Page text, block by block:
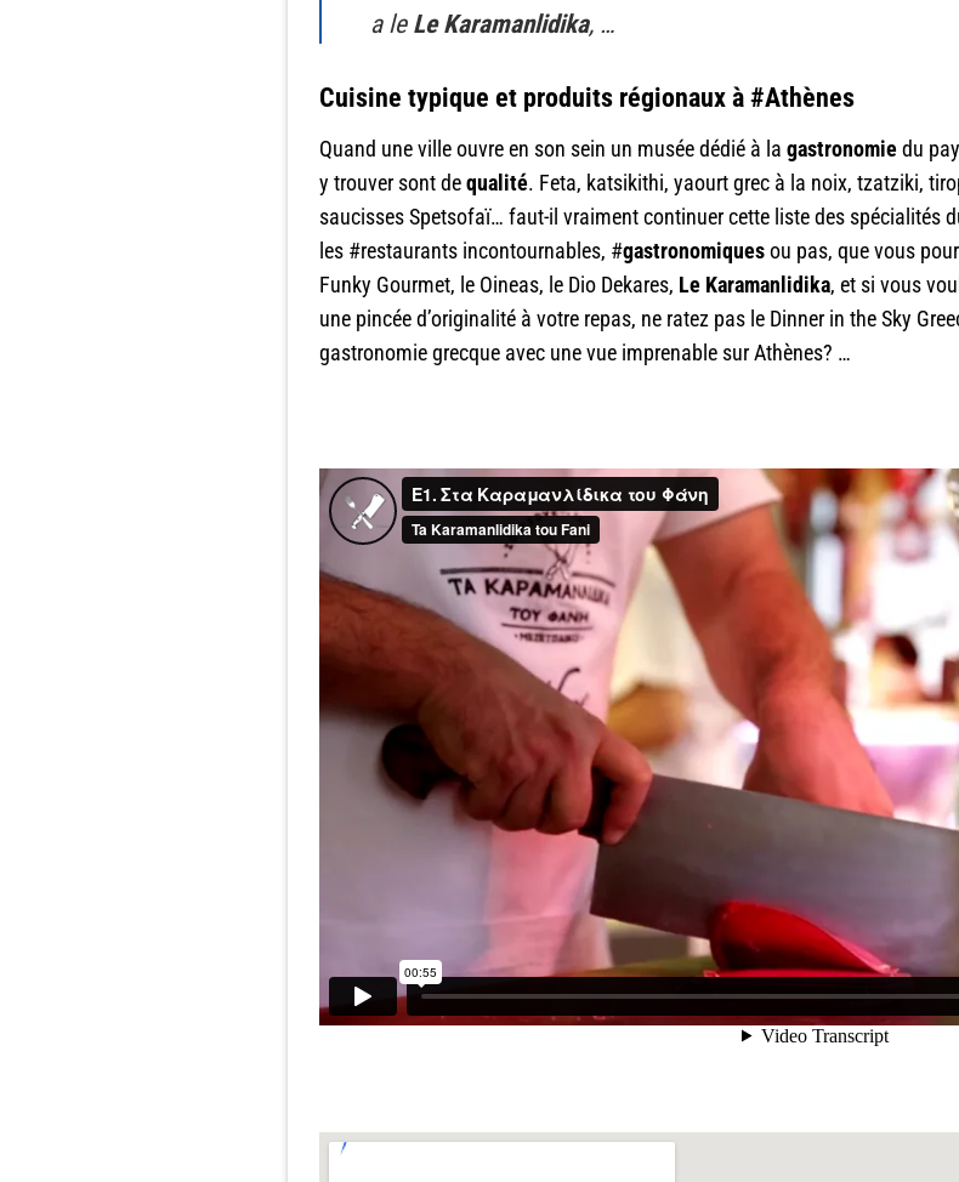
a le Le Karamanlidika, …
Cuisine typique et produits régionaux à #Athènes
Quand une ville ouvre en son sein un musée dédié à lagastronomie du
y trouver sont dequalité. Feta, katsikithi, yaourt grec à la noix, tzatziki,
saucisses Spetsofaï… faut-il vraiment continuer cette liste des spécialités
les #restaurants incontournables, #gastronomiques ou pas, que vous
Funky Gourmet, le Oineas, le Dio Dekares, Le Karamanlidika, et si vous
une pincée d’originalité à votre repas, ne ratez pas le Dinner in the Sky
gastronomie grecque avec une vue imprenable sur Athènes? …